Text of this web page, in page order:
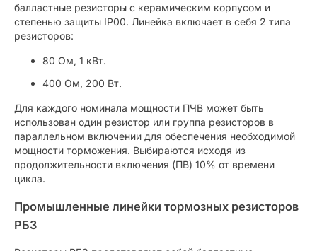
балластные резисторы с керамическим корпусом и
степенью защиты IP00. Линейка включает в себя 2 типа
резисторов:
80 Ом, 1 кВт.
400 Ом, 200 Вт.
Для каждого номинала мощности ПЧВ может быть
использован один резистор или группа резисторов в
параллельном включении для обеспечения необходимой
мощности торможения. Выбираются исходя из
продолжительности включения (ПВ) 10% от времени
цикла.
Промышленные линейки тормозных резисторов
РБ3